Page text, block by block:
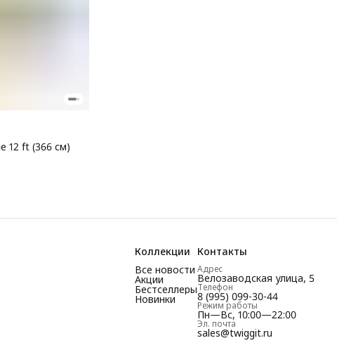
12 ft (366 см)
Коллекции
Все новости
Акции
Бестселлеры
Новинки
Контакты
Адрес
Велозаводская улица, 5
Телефон
8 (995) 099-30-44
Режим работы
Пн—Вс, 10:00—22:00
Эл. почта
sales@twiggit.ru